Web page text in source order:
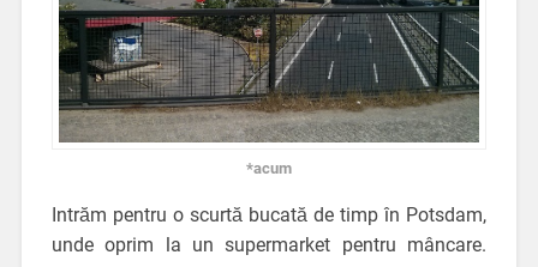
*acum
Intrăm pentru o scurtă bucată de timp în Potsdam,
unde oprim la un supermarket pentru mâncare.